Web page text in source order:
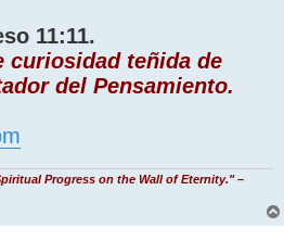
11:11.
curiosidad teñida de
del Pensamiento.
Progress on the Wall of Eternity." –